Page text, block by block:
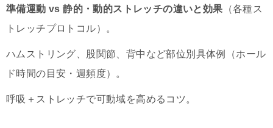
準備運動 vs 静的・動的ストレッチの違いと効果 （各種ス
トレッチプロトコル）。
ハムストリング、股関節、背中など部位別具体例（ホール
ド時間の目安・週頻度）。
呼吸＋ストレッチで可動域を高めるコツ。